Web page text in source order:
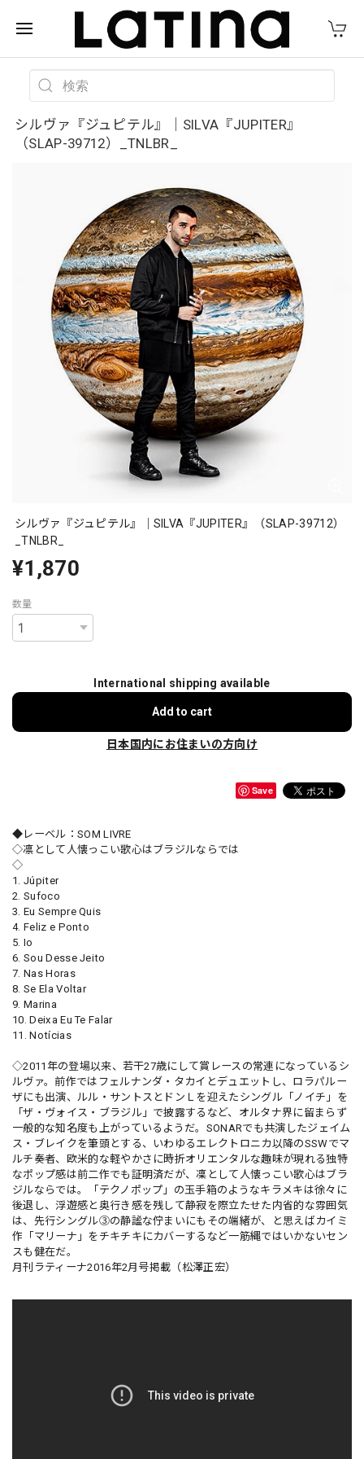
シルヴァ『ジュピテル』｜SILVA『JUPITER』
（SLAP-39712）_TNLBR_
シルヴァ『ジュピテル』｜SILVA『JUPITER』（SLAP-39712）
_TNLBR_
¥1,870
数量
International shipping available
Add to cart
日本国内にお住まいの方向け
Save
◆レーベル：SOM LIVRE
◇凛として人懐っこい歌心はブラジルならでは
◇
1. Júpiter
2. Sufoco
3. Eu Sempre Quis
4. Feliz e Ponto
5. Io
6. Sou Desse Jeito
7. Nas Horas
8. Se Ela Voltar
9. Marina
10. Deixa Eu Te Falar
11. Notícias
◇2011年の登場以来、若干27歳にして賞レースの常連になっているシ
ルヴァ。前作ではフェルナンダ・タカイとデュエットし、ロラパルー
ザにも出演、ルル・サントスとドンＬを迎えたシングル「ノイチ」を
「ザ・ヴォイス・ブラジル」で披露するなど、オルタナ界に留まらず
一般的な知名度も上がっているようだ。SONARでも共演したジェイム
ス・ブレイクを筆頭とする、いわゆるエレクトロニカ以降のSSWでマ
ルチ奏者、欧米的な軽やかさに時折オリエンタルな趣味が現れる独特
なポップ感は前二作でも証明済だが、凜として人懐っこい歌心はブラ
ジルならでは。「テクノポップ」の玉手箱のようなキラメキは徐々に
後退し、浮遊感と奥行き感を残して静寂を際立たせた内省的な雰囲気
は、先行シングル③の静謐な佇まいにもその端緒が、と思えばカイミ
作「マリーナ」をチキチキにカバーするなど一筋縄ではいかないセン
スも健在だ。
月刊ラティーナ2016年2月号掲載（松澤正宏）